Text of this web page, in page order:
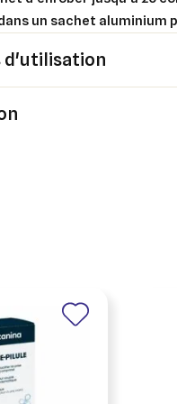
un sachet aluminium
d'utilisation